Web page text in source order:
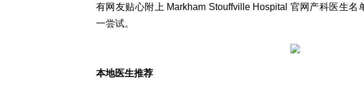
有网友贴心附上 Markham Stouffville Hospital 官网产科医生名
一尝试。
本地医生推荐